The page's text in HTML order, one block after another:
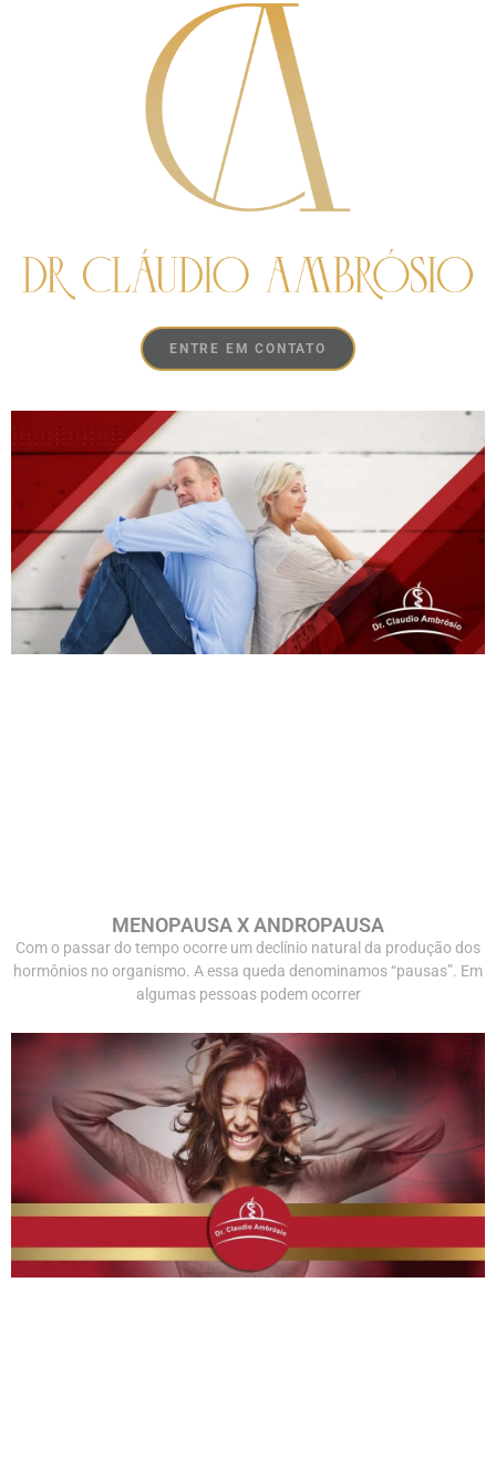
ENTRE EM CONTATO
MENOPAUSA X ANDROPAUSA
Com o passar do tempo ocorre um declínio natural da produção dos
hormônios no organismo. A essa queda denominamos “pausas”. Em
algumas pessoas podem ocorrer